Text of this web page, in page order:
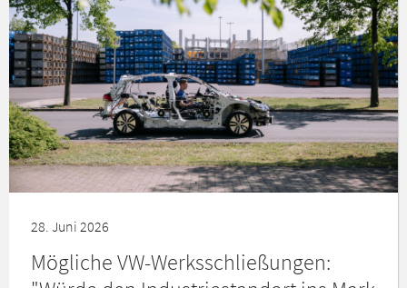
28. Juni 2026
Mögliche VW-Werksschließungen: